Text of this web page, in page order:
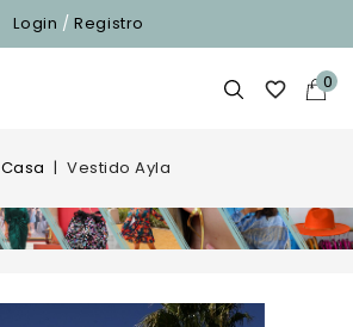
Login /Registro
0

Casa Vestido Ayla